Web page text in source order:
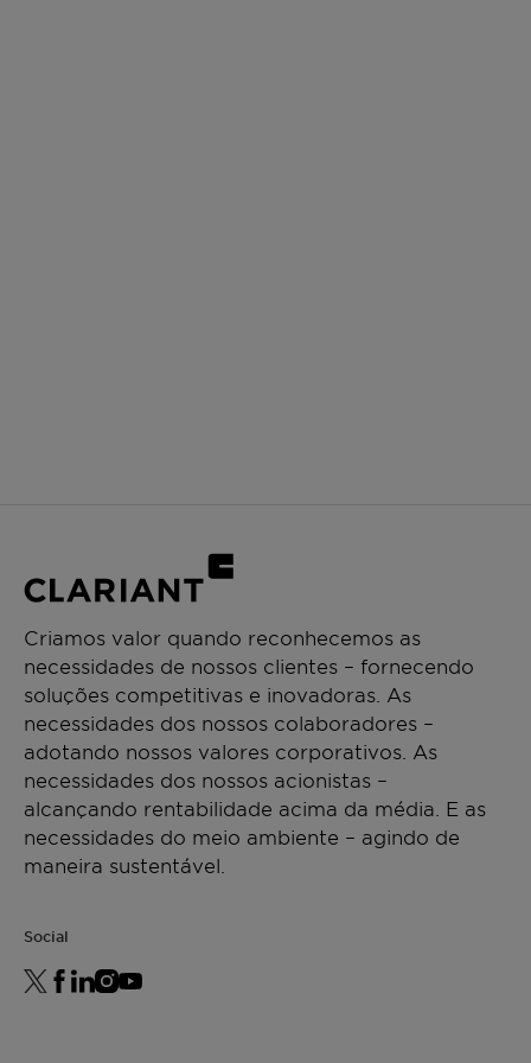
Criamos valor quando reconhecemos as
necessidades de nossos clientes – fornecendo
soluções competitivas e inovadoras. As
necessidades dos nossos colaboradores –
adotando nossos valores corporativos. As
necessidades dos nossos acionistas –
alcançando rentabilidade acima da média. E as
necessidades do meio ambiente – agindo de
maneira sustentável.
Social